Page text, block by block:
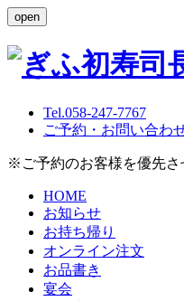
open
Tel.058-247-7767
ご予約・お問い合わ
※ご予約のお客様を優先さ
HOME
お知らせ
お持ち帰り
オンライン注文
お品書き
宴会